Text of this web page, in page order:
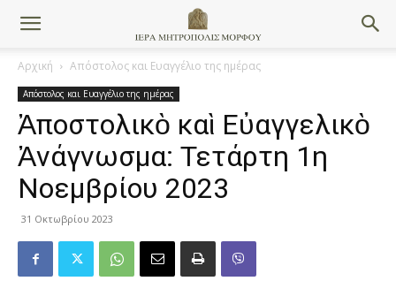
Αρχική Απόστολος και Ευαγγέλιο της ημέρας
Απόστολος και Ευαγγέλιο της ημέρας
Ἀποστολικὸ καὶ Εὐαγγελικὸ
Ἀνάγνωσμα: Τετάρτη 1η
Νοεμβρίου 2023
31 Οκτωβρίου 2023